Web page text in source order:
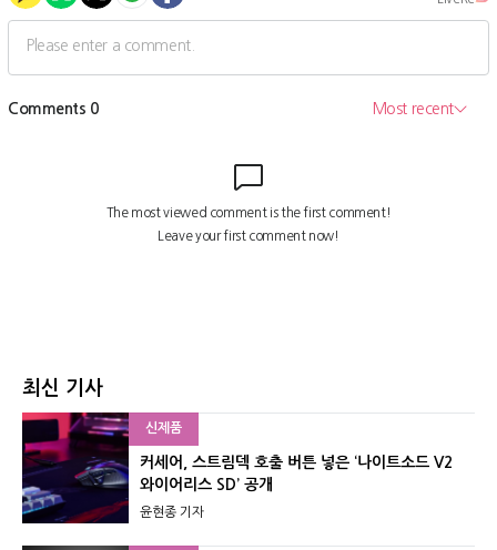
최신 기사
신제품
커세어, 스트림덱 호출 버튼 넣은 ‘나이트소드 V2
와이어리스 SD’ 공개
윤현종 기자